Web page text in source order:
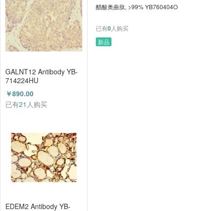
GALNT12 Antibody YB-
714224HU
￥890.00
已有21 人购买
EDEM2 Antibody YB-
醋酸奥曲肽, >99% YB760404O
已有0人购买
新品